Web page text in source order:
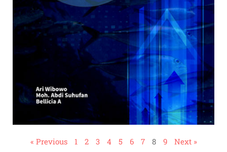
« Previous 1 2 3 4 5 6 7 8 9 Next »